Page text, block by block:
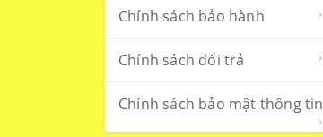
Chính sách bảo hành
Chính sách đổi trả
Chính sách bảo mật thông tin